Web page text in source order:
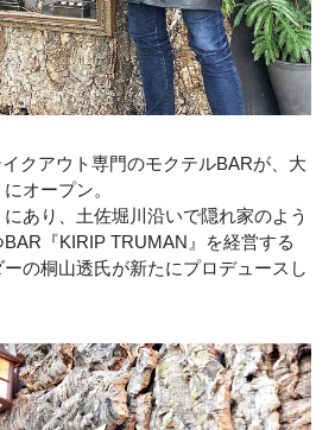
クアウト専門のモクテルBARが、大
オープン。
あり、土佐堀川沿いで隠れ家のよう
『KIRIP TRUMAN』を経営する
の桐山透氏が新たにプロデュースし